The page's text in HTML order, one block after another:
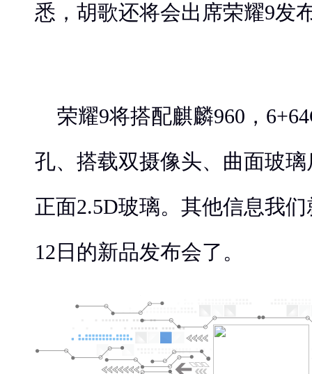
悉，胡歌还将会出席荣耀9发
荣耀9将搭配麒麟960，
孔、搭载双摄像头、曲面玻
正面2.5D玻璃。其他信息我
12日的新品发布会了。